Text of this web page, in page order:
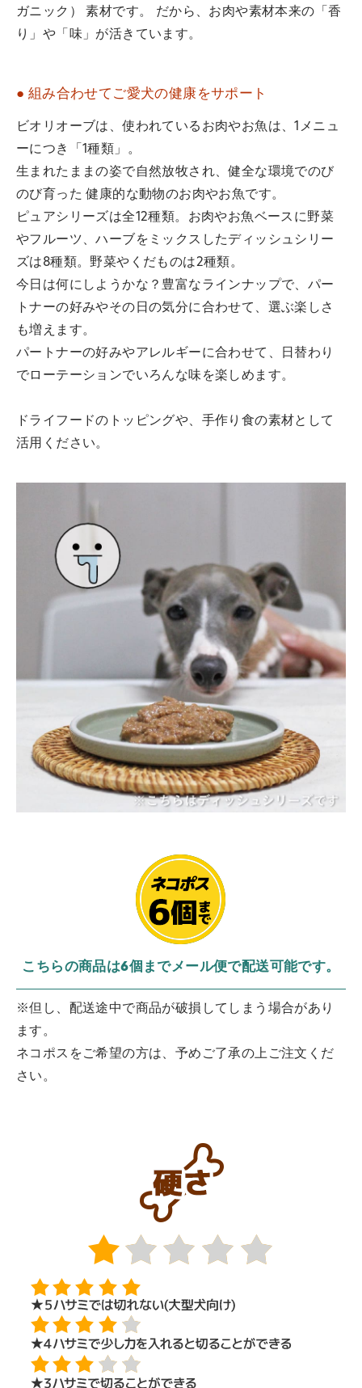
ガニック） 素材です。 だから、お肉や素材本来の「香
り」や「味」が活きています。
● 組み合わせてご愛犬の健康をサポート
ビオリオーブは、使われているお肉やお魚は、1メニュ
ーにつき「1種類」。
生まれたままの姿で自然放牧され、健全な環境でのび
のび育った 健康的な動物のお肉やお魚です。
ピュアシリーズは全12種類。お肉やお魚ベースに野菜
やフルーツ、ハーブをミックスしたディッシュシリー
ズは8種類。野菜やくだものは2種類。
今日は何にしようかな？豊富なラインナップで、パー
トナーの好みやその日の気分に合わせて、選ぶ楽しさ
も増えます。
パートナーの好みやアレルギーに合わせて、日替わり
でローテーションでいろんな味を楽しめます。
ドライフードのトッピングや、手作り食の素材として
活用ください。
こちらの商品は6個までメール便で配送可能です。
※但し、配送途中で商品が破損してしまう場合があり
ます。
ネコポスをご希望の方は、予めご了承の上ご注文くだ
さい。